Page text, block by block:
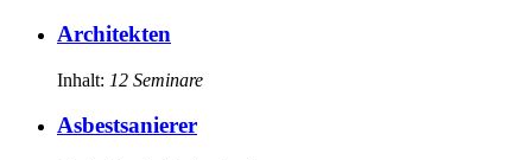
Architekten
Inhalt: 12 Seminare
Asbestsanierer